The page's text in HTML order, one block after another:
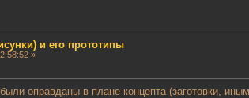
и его прототипы
»
оправданы в плане концептa (заготовки,